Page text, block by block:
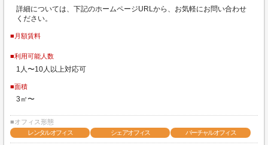
詳細については、下記のホームページURLから、お気軽にお問い合わせ
ください。
■月額賃料
■利用可能人数
1人〜10人以上対応可
■面積
3㎡〜
■オフィス形態
レンタルオフィス
シェアオフィス バーチャルオフィス